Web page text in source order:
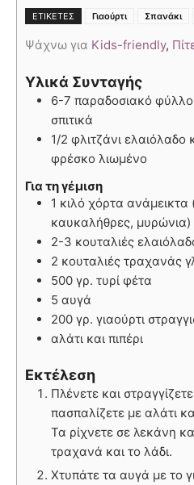
ΕΤΙΚΈΤΕΣ Γιαούρτι Σπανάκι
Ψάχνω για Kids-friendly,
Υλικά Συνταγής
6-7 παραδοσιακό φύλλο
σπιτικά
1/2 φλιτζάνι ελαιόλαδο
φρέσκο λιωμένο
Για τη γέμιση
1 κιλό χόρτα
καυκαλήθρες, μυρώνια)
2-3 κουταλιές
2 κουταλιές τραχανάς
500 γρ. τυρί φέτα
5 αυγά
200 γρ. γιαούρτι
αλάτι και πιπέρι
Εκτέλεση
Πλένετε και
πασπαλίζετε με αλάτι
Τα ρίχνετε σε λεκάνη
τραχανά και το λάδι.
Χτυπάτε τα αυγά με το